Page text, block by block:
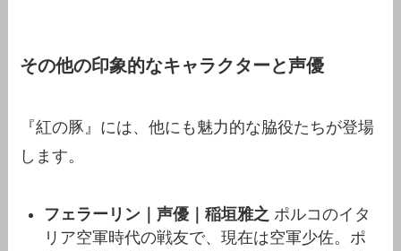
その他の印象的なキャラクターと声優
『紅の豚』には、他にも魅力的な脇役たちが登場
します。
フェラーリン｜声優｜稲垣雅之 ポルコのイタ
リア空軍時代の戦友で、現在は空軍少佐。ポ